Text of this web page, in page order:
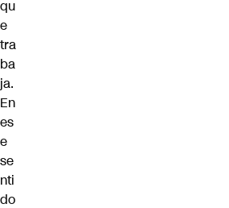
qu
e
tra
ba
ja.
En
es
e
se
nti
do